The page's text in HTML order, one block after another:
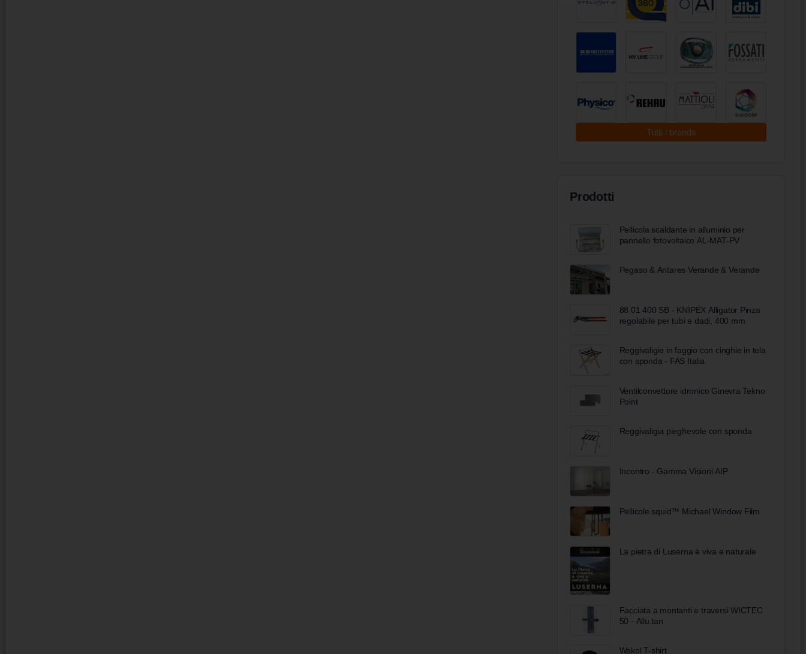
Tutti i brands
Prodotti
Pellicola scaldante in alluminio per
pannello fotovoltaico AL-MAT-PV
Pegaso & Antares Verande & Verande
88 01 400 SB - KNIPEX Alligator Pinza
regolabile per tubi e dadi, 400 mm
Reggivaligie in faggio con cinghie in tela
con sponda - FAS Italia
Ventilconvettore idronico Ginevra Tekno
Point
Reggivaligia pieghevole con sponda
Incontro - Gamma Visioni AIP
Pellicole squid™ Michael Window Film
La pietra di Luserna è viva e naturale
Facciata a montanti e traversi WICTEC
50 - Allu.tan
Wakol T-shirt